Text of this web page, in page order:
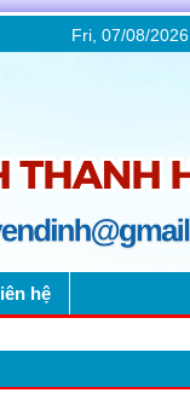
Fri, 07/08/2026
hệ